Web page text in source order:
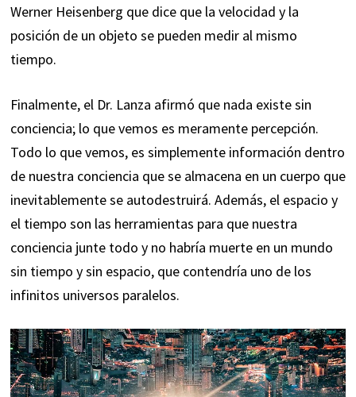
Werner Heisenberg que dice que la velocidad y la
posición de un objeto se pueden medir al mismo
tiempo.
Finalmente, el Dr. Lanza afirmó que nada existe sin
conciencia; lo que vemos es meramente percepción.
Todo lo que vemos, es simplemente información dentro
de nuestra conciencia que se almacena en un cuerpo que
inevitablemente se autodestruirá. Además, el espacio y
el tiempo son las herramientas para que nuestra
conciencia junte todo y no habría muerte en un mundo
sin tiempo y sin espacio, que contendría uno de los
infinitos universos paralelos.